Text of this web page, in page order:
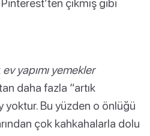
çıkmış gibi
ev yapımı yemekler
daha fazla “artık
yoktur. Bu yüzden o önlüğü
çok kahkahalarla dolu